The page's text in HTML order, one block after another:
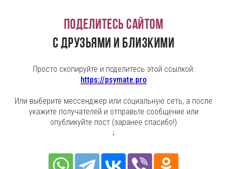
Поделитесь сайтом
с друзьями и близкими
Просто скопируйте и поделитесь этой ссылкой:
https://psymate.pro
Или выберите мессенджер или социальную сеть, а после
укажите получателей и отправьте сообщение или
опубликуйте пост (заранее спасибо!)
↓